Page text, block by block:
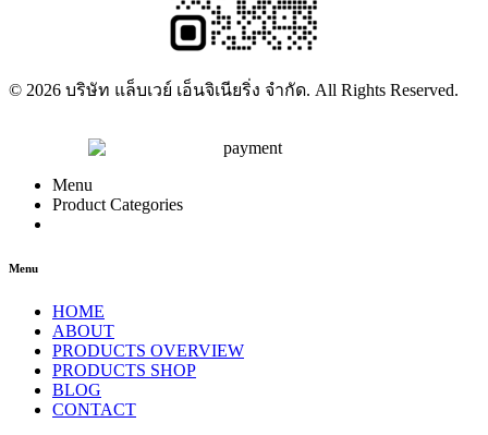
© 2026 บริษัท แล็บเวย์ เอ็นจิเนียริ่ง จำกัด. All Rights Reserved.
Menu
Product Categories
Menu
HOME
ABOUT
PRODUCTS OVERVIEW
PRODUCTS SHOP
BLOG
CONTACT